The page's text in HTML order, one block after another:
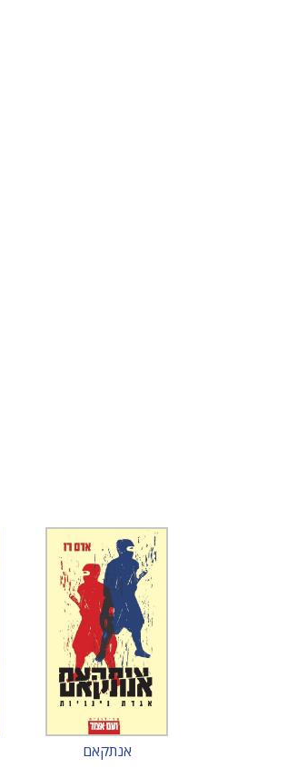
אנתקאם